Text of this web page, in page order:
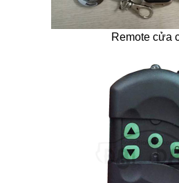
Remote cửa